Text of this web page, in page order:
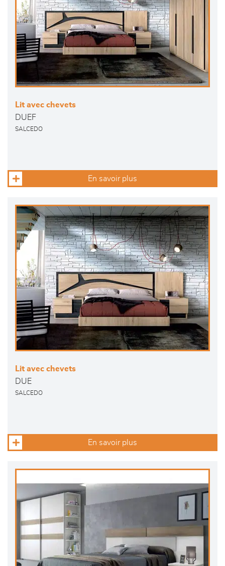
Lit avec chevets
DUEF
SALCEDO
En savoir plus
Lit avec chevets
DUE
SALCEDO
En savoir plus